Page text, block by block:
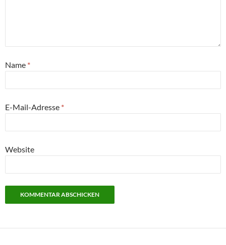
Name *
E-Mail-Adresse *
Website